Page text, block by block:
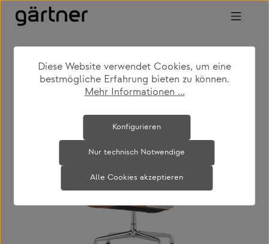
Zum Hauptinhalt springen
shop produkte
büro & arbeiten
Bildergalerie überspringen
Diese Website verwendet Cookies, um eine
bestmögliche Erfahrung bieten zu können.
Mehr Informationen ...
Nur technisch Notwendige
Konfigurieren
Alle Cookies akzeptieren